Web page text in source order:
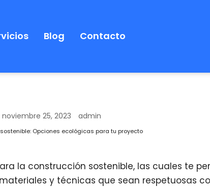
Blog Contacto
noviembre 25, 2023 admin
Opciones ecológicas para tu proyecto
la construcción sostenible, las cuales te
y técnicas que sean respetuosas